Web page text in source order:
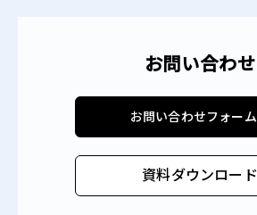
お問い合わせ
お問い合わせフォー
資料ダウンロード